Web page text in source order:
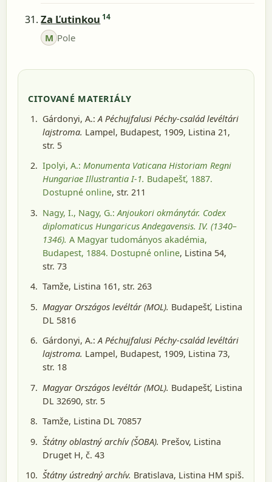
Za Ľutinkou 14
M Pole
CITOVANÉ MATERIÁLY
Gárdonyi, A.: A Péchujfalusi Péchy-család levéltári
lajstroma. Lampel, Budapest, 1909, Listina 21,
str. 5
Ipolyi, A.: Monumenta Vaticana Historiam Regni
Hungariae Illustrantia I-1. Budapešť, 1887.
Dostupné online, str. 211
Nagy, I., Nagy, G.: Anjoukori okmánytár. Codex
diplomaticus Hungaricus Andegavensis. IV. (1340–
1346). A Magyar tudományos akadémia,
Budapest, 1884. Dostupné online, Listina 54,
str. 73
Tamže, Listina 161, str. 263
Magyar Országos levéltár (MOL). Budapešť, Listina
DL 5816
Gárdonyi, A.:A Péchujfalusi Péchy-család levéltári
lajstroma. Lampel, Budapest, 1909, Listina 73,
str. 18
Magyar Országos levéltár (MOL). Budapešť, Listina
DL 32690, str. 5
Tamže, Listina DL 70857
Štátny oblastný archív (ŠOBA). Prešov, Listina
Druget H, č. 43
Štátny ústredný archív. Bratislava, Listina HM spiš.